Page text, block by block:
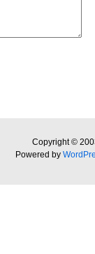
Copyright ©
Powered by